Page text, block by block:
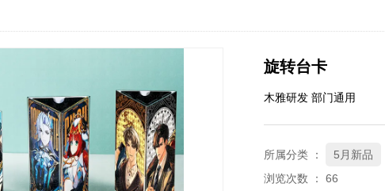
旋转台卡
木雅研发 部门通用
所属分类 ：
5月新品
浏览次数 ： 66